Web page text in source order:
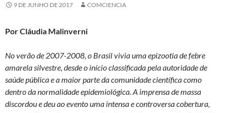
9 DE JUNHO DE 2017 COMCIENCIA
Por Cláudia Malinverni
No verão de 2007-2008, o Brasil vivia uma epizootia de febre
amarela silvestre, desde o início classificada pela autoridade de
saúde pública e a maior parte da comunidade científica como
dentro da normalidade epidemiológica. A imprensa de massa
discordou e deu ao evento uma intensa e controversa cobertura,